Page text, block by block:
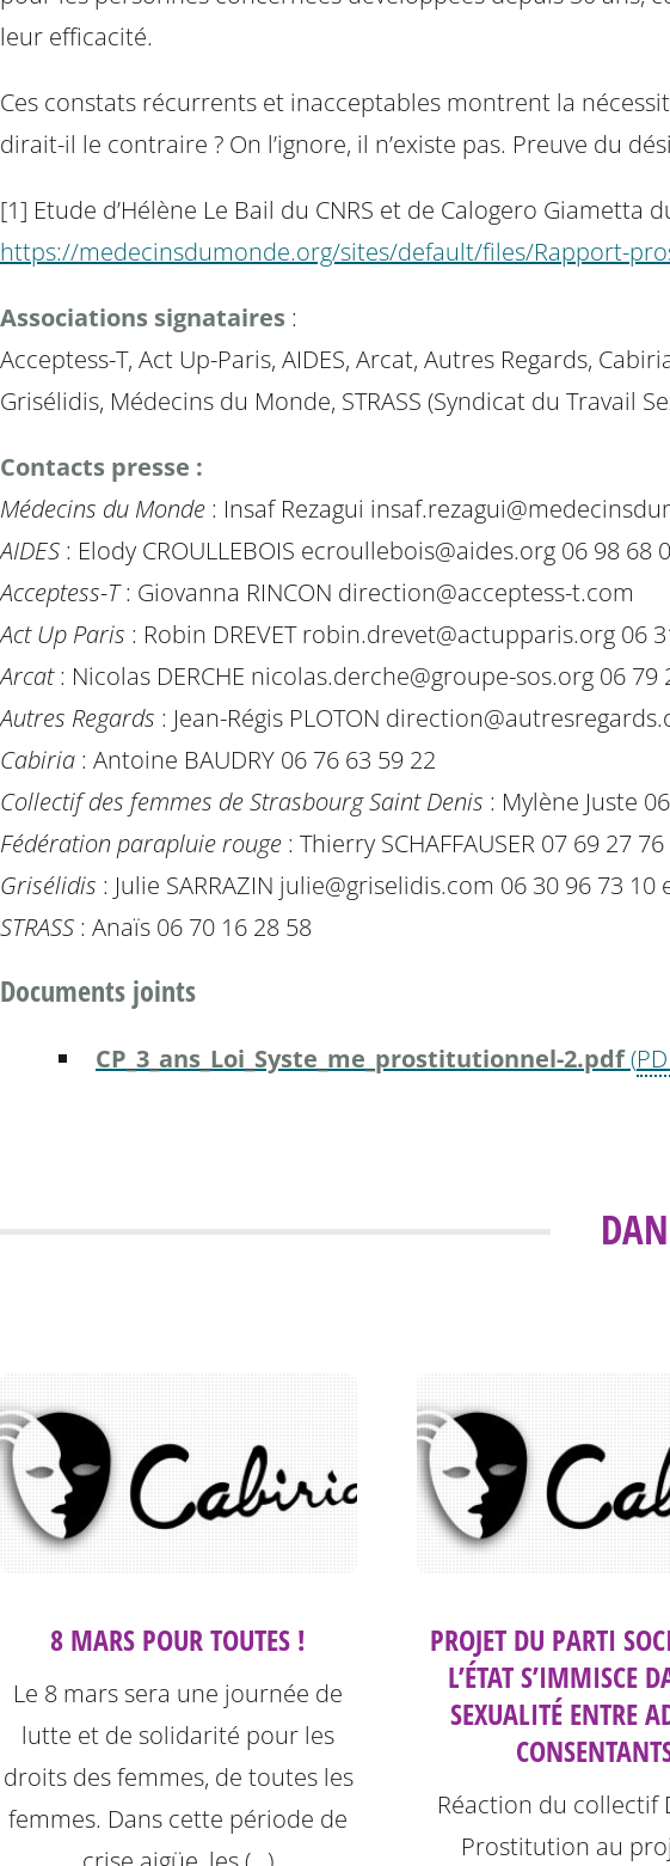
leur efficacité.
Ces constats récurrents et inacceptables montrent la
dirait-il le contraire ? On l’ignore, il n’existe pas. Preuve du
[1] Etude d’Hélène Le Bail du CNRS et de Calogero Giametta
https://medecinsdumonde.org/sites/default/files/Rapport-
Associations signataires :
Acceptess-T, Act Up-Paris, AIDES, Arcat, Autres Regards,
Grisélidis, Médecins du Monde, STRASS (Syndicat du Travail
Contacts presse :
Médecins du Monde : Insaf Rezagui
AIDES : Elody CROULLEBOIS ecroullebois@aides.org 06 98 68
Acceptess-T: Giovanna RINCON direction@acceptess-t.com
Act Up Paris : Robin DREVET robin.drevet@actupparis.org 06
Arcat: Nicolas DERCHE nicolas.derche@groupe-sos.org 06 79
Autres Regards : Jean-Régis PLOTON
Cabiria : Antoine BAUDRY 06 76 63 59 22
Collectif des femmes de Strasbourg Saint Denis : Mylène Juste
Fédération parapluie rouge : Thierry SCHAFFAUSER 07 69 27 76
Grisélidis : Julie SARRAZIN julie@griselidis.com 06 30 96 73
STRASS : Anaïs 06 70 16 28 58
Documents joints
CP_3_ans_Loi_Syste_me_prostitutionnel-2.pdf(
8 MARS POUR TOUTES !
Le 8 mars sera une journée de
lutte et de solidarité pour les
droits des femmes, de toutes les
femmes. Dans cette période de
PROJET DU PARTI
L’ÉTAT S’IMMISCE
SEXUALITÉ ENTRE
Réaction du collectif
Prostitution au